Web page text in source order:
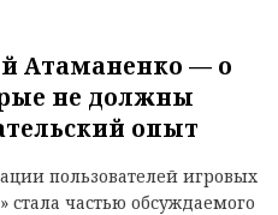
Атаманенко — о
не должны
опыт
пользователей игровых
стала частью обсуждаемого